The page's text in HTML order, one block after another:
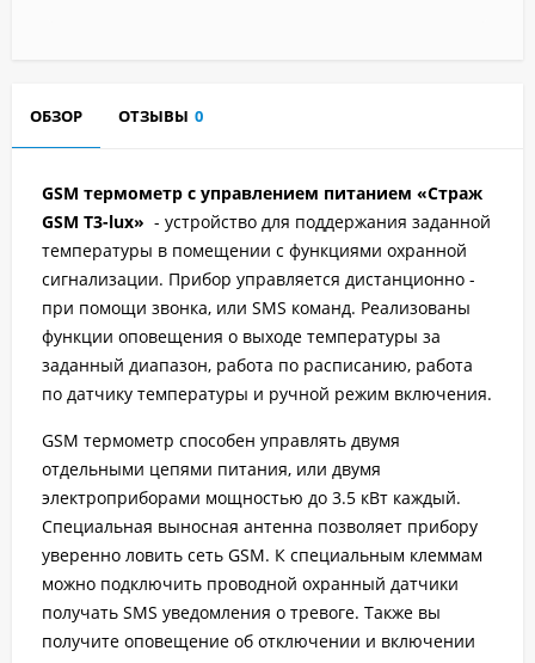
ОБЗОР ОТЗЫВЫ 0
GSM термометр с управлением питанием «Страж
GSM T3-lux» - устройство для поддержания заданной
температуры в помещении с функциями охранной
сигнализации. Прибор управляется дистанционно -
при помощи звонка, или SMS команд. Реализованы
функции оповещения о выходе температуры за
заданный диапазон, работа по расписанию, работа
по датчику температуры и ручной режим включения.
GSM термометр способен управлять двумя
отдельными цепями питания, или двумя
электроприборами мощностью до 3.5 кВт каждый.
Специальная выносная антенна позволяет прибору
уверенно ловить сеть GSM. К специальным клеммам
можно подключить проводной охранный датчики
получать SMS уведомления о тревоге. Также вы
получите оповещение об отключении и включении